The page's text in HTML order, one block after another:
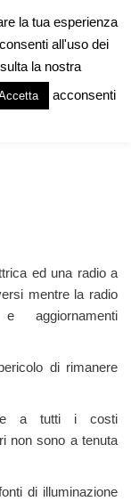
ed una radio a
mentre la radio
aggiornamenti
di rimanere
a tutti i costi
non sono a tenuta
di illuminazione
la tua esperienza
all'uso dei
la nostra
acconsenti